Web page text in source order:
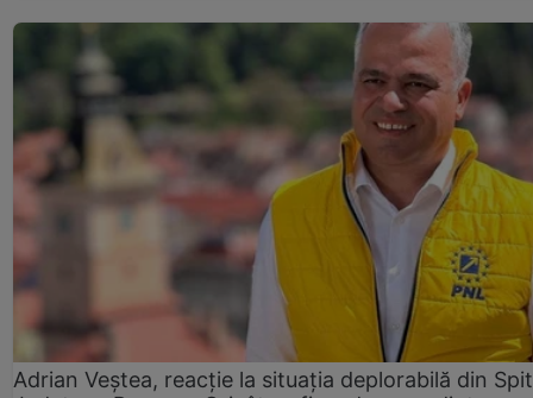
Adrian Veștea, reacție la situația deplorabilă din